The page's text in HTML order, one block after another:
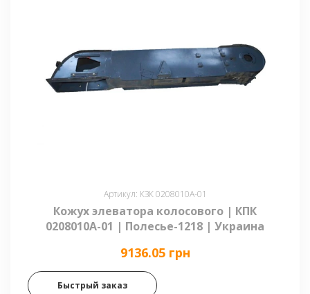
Артикул: КЗК 0208010А-01
Кожух элеватора колосового | КПК
0208010А-01 | Полесье-1218 | Украина
9136.05 грн
Быстрый заказ